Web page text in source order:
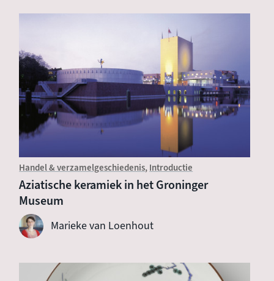
Handel & verzamelgeschiedenis Introductie
Aziatische keramiek in het Groninger
Museum
Marieke van Loenhout